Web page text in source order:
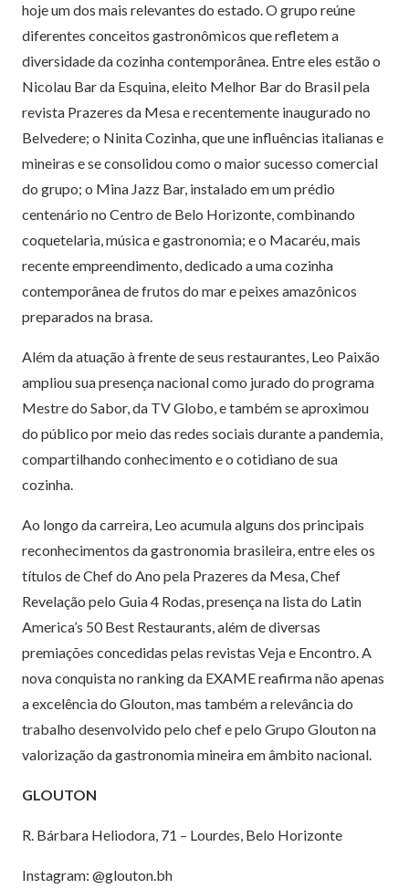
hoje um dos mais relevantes do estado. O grupo reúne
diferentes conceitos gastronômicos que refletem a
diversidade da cozinha contemporânea. Entre eles estão o
Nicolau Bar da Esquina, eleito Melhor Bar do Brasil pela
revista Prazeres da Mesa e recentemente inaugurado no
Belvedere; o Ninita Cozinha, que une influências italianas e
mineiras e se consolidou como o maior sucesso comercial
do grupo; o Mina Jazz Bar, instalado em um prédio
centenário no Centro de Belo Horizonte, combinando
coquetelaria, música e gastronomia; e o Macaréu, mais
recente empreendimento, dedicado a uma cozinha
contemporânea de frutos do mar e peixes amazônicos
preparados na brasa.
Além da atuação à frente de seus restaurantes, Leo Paixão
ampliou sua presença nacional como jurado do programa
Mestre do Sabor, da TV Globo, e também se aproximou
do público por meio das redes sociais durante a pandemia,
compartilhando conhecimento e o cotidiano de sua
cozinha.
Ao longo da carreira, Leo acumula alguns dos principais
reconhecimentos da gastronomia brasileira, entre eles os
títulos de Chef do Ano pela Prazeres da Mesa, Chef
Revelação pelo Guia 4 Rodas, presença na lista do Latin
America’s 50 Best Restaurants, além de diversas
premiações concedidas pelas revistas Veja e Encontro. A
nova conquista no ranking da EXAME reafirma não apenas
a excelência do Glouton, mas também a relevância do
trabalho desenvolvido pelo chef e pelo Grupo Glouton na
valorização da gastronomia mineira em âmbito nacional.
GLOUTON
R. Bárbara Heliodora, 71 – Lourdes, Belo Horizonte
Instagram: @glouton.bh